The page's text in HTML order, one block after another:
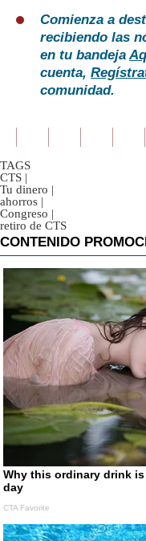
Comienza a
recibiendo las
en tu bandeja
cuenta,
comunidad.
TAGS
CTS |
Tu dinero |
ahorros |
Congreso |
retiro de CTS